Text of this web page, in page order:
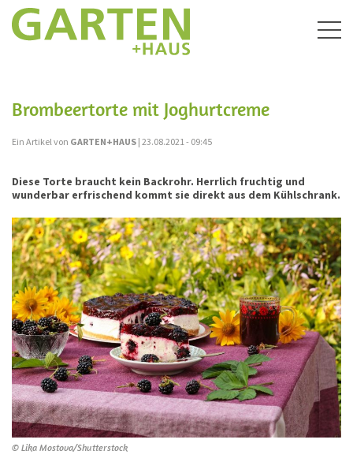
Brombeertorte mit Joghurtcreme
Ein Artikel von GARTEN+HAUS | 23.08.2021 - 09:45
Diese Torte braucht kein Backrohr. Herrlich fruchtig und
wunderbar erfrischend kommt sie direkt aus dem Kühlschrank.
© Lika Mostova/Shutterstock